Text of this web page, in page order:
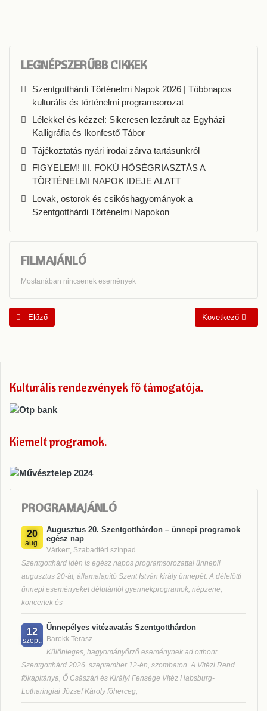
LEGNÉPSZERŰBB CIKKEK
Szentgotthárdi Történelmi Napok 2026 | Többnapos
kulturális és történelmi programsorozat
Lélekkel és kézzel: Sikeresen lezárult az Egyházi
Kalligráfia és Ikonfestő Tábor
Tájékoztatás nyári irodai zárva tartásunkról
FIGYELEM! III. FOKÚ HŐSÉGRIASZTÁS A
TÖRTÉNELMI NAPOK IDEJE ALATT
Lovak, ostorok és csikóshagyományok a
Szentgotthárdi Történelmi Napokon
FILMAJÁNLÓ
Mostanában nincsenek események
Előző cikk: Az ikonikus Hopplá fesztivál
Előző Következő cikk:
Következő
Kulturális rendezvények fő támogatója
Kiemelt programok
PROGRAMAJÁNLÓ
20
aug.
Augusztus 20. Szentgotthárdon – ünnepi programok
egész nap
Várkert, Szabadtéri színpad
Szentgotthárd idén is egész napos programsorozattal ünnepli
augusztus 20-át, államalapító Szent István király ünnepét. A délelőtti
ünnepi eseményeket délutántól gyermekprogramok, népzene,
koncertek és
12
szept.
Ünnepélyes vitézavatás Szentgotthárdon
Barokk Terasz
Különleges, hagyományőrző eseménynek ad otthont
Szentgotthárd 2026. szeptember 12-én, szombaton. A Vitézi Rend
főkapitánya, Ő Császári és Királyi Fensége Vitéz Habsburg-
Lotharingiai József Károly főherceg,